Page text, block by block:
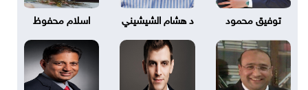
توفيق محمود د هشام الشيشيني اسلام محفوظ